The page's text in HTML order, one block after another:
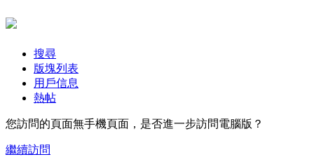
搜尋
版塊列表
用戶信息
熱帖
您訪問的頁面無手機頁面，是否進一步訪問電腦版？
繼續訪問